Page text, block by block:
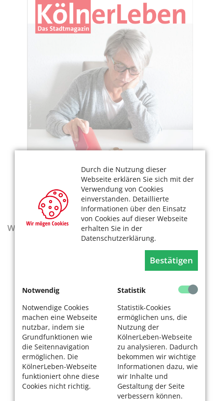
Durch die Nutzung dieser
Webseite erklären Sie sich mit der
Verwendung von Cookies
einverstanden. Detaillierte
Informationen über den Einsatz
von Cookies auf dieser Webseite
erhalten Sie in der
Datenschutzerklärung.
Bestätigen
Notwendig
Notwendige Cookies
machen eine Webseite
nutzbar, indem sie
Grundfunktionen wie
die Seitennavigation
ermöglichen. Die
KölnerLeben-Webseite
funktioniert ohne diese
Cookies nicht richtig.
Statistik
Statistik-Cookies
ermöglichen uns, die
Nutzung der
KölnerLeben-Webseite
zu analysieren. Dadurch
bekommen wir wichtige
Informationen dazu, wie
wir Inhalte und
Gestaltung der Seite
verbessern können.
Wegweiser - Aktualisierte Ausgabe 2025–2027